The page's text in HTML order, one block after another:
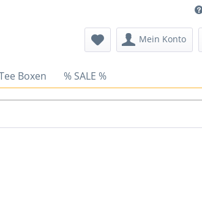
Mein Konto
Boxen % SALE %